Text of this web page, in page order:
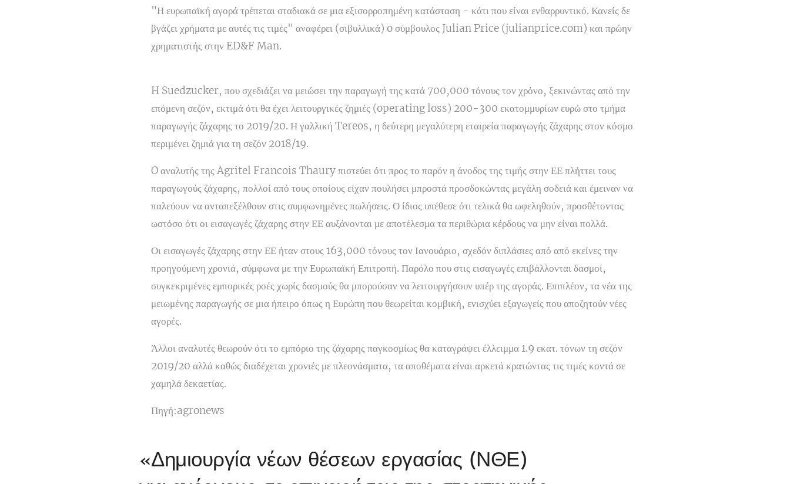
"Η ευρωπαϊκή αγορά τρέπεται σταδιακά σε μια εξισορροπημένη κατάσταση - κάτι που είναι ενθαρρυντικό. Κανείς δε
βγάζει χρήματα με αυτές τις τιμές" αναφέρει (σιβυλλικά) o σύμβουλος Julian Price (julianprice.com) και πρώην
χρηματιστής στην ED&F Man.
H Suedzucker, που σχεδιάζει να μειώσει την παραγωγή της κατά 700,000 τόνους τον χρόνο, ξεκινώντας από την
επόμενη σεζόν, εκτιμά ότι θα έχει λειτουργικές ζημιές (operating loss) 200-300 εκατομμυρίων ευρώ στο τμήμα
παραγωγής ζάχαρης το 2019/20. Η γαλλική Tereos, η δεύτερη μεγαλύτερη εταιρεία παραγωγής ζάχαρης στον κόσμο
περιμένει ζημιά για τη σεζόν 2018/19.
O αναλυτής της Agritel Francois Thaury πιστεύει ότι προς το παρόν η άνοδος της τιμής στην ΕΕ πλήττει τους
παραγωγούς ζάχαρης, πολλοί από τους οποίους είχαν πουλήσει μπροστά προσδοκώντας μεγάλη σοδειά και έμειναν να
παλεύουν να ανταπεξέλθουν στις συμφωνημένες πωλήσεις. Ο ίδιος υπέθεσε ότι τελικά θα ωφεληθούν, προσθέτοντας
ωστόσο ότι οι εισαγωγές ζάχαρης στην ΕΕ αυξάνονται με αποτέλεσμα τα περιθώρια κέρδους να μην είναι πολλά.
Οι εισαγωγές ζάχαρης στην ΕΕ ήταν στους 163,000 τόνους τον Ιανουάριο, σχεδόν διπλάσιες από από εκείνες την
προηγούμενη χρονιά, σύμφωνα με την Ευρωπαϊκή Επιτροπή. Παρόλο που στις εισαγωγές επιβάλλονται δασμοί,
συγκεκριμένες εμπορικές ροές χωρίς δασμούς θα μπορούσαν να λειτουργήσουν υπέρ της αγοράς. Επιπλέον, τα νέα της
μειωμένης παραγωγής σε μια ήπειρο όπως η Ευρώπη που θεωρείται κομβική, ενισχύει εξαγωγείς που αποζητούν νέες
αγορές.
Άλλοι αναλυτές θεωρούν ότι το εμπόριο της ζάχαρης παγκοσμίως θα καταγράψει έλλειμμα 1.9 εκατ. τόνων τη σεζόν
2019/20 αλλά καθώς διαδέχεται χρονιές με πλεονάσματα, τα αποθέματα είναι αρκετά κρατώντας τις τιμές κοντά σε
χαμηλά δεκαετίας.
Πηγή:agronews
«Δημιουργία νέων θέσεων εργασίας (ΝΘΕ)